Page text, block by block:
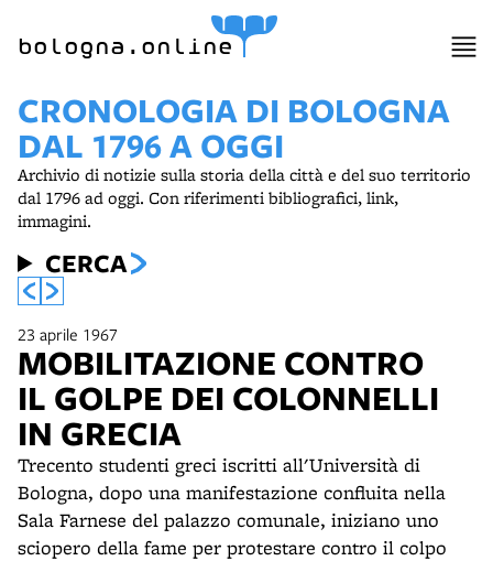
bologna.online
CRONOLOGIA DI BOLOGNA
DAL 1796 A OGGI
Archivio di notizie sulla storia della città e del suo territorio
dal 1796 ad oggi. Con riferimenti bibliografici, link,
immagini.
CERCA
23 aprile 1967
MOBILITAZIONE CONTRO
IL GOLPE DEI COLONNELLI
IN GRECIA
Trecento studenti greci iscritti all'Università di
Bologna, dopo una manifestazione confluita nella
Sala Farnese del palazzo comunale, iniziano uno
sciopero della fame per protestare contro il colpo